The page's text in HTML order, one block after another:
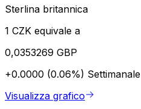
Sterlina britannica
1 CZK equivale a
0,0353269 GBP
+0.0000 (0.06%) Settimanale
Visualizza grafico